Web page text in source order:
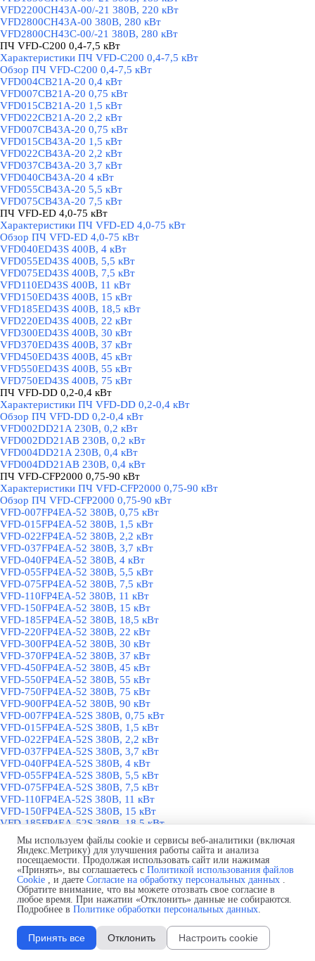
VFD2200CH43A-00/-21 380В, 220 кВт
VFD2800CH43A-00 380В, 280 кВт
VFD2800CH43C-00/-21 380В, 280 кВт
ПЧ VFD-C200 0,4-7,5 кВт
Характеристики ПЧ VFD-C200 0,4-7,5 кВт
Обзор ПЧ VFD-C200 0,4-7,5 кВт
VFD004CB21A-20 0,4 кВт
VFD007CB21A-20 0,75 кВт
VFD015CB21A-20 1,5 кВт
VFD022CB21A-20 2,2 кВт
VFD007CB43A-20 0,75 кВт
VFD015CB43A-20 1,5 кВт
VFD022CB43A-20 2,2 кВт
VFD037CB43A-20 3,7 кВт
VFD040CB43A-20 4 кВт
VFD055CB43A-20 5,5 кВт
VFD075CB43A-20 7,5 кВт
ПЧ VFD-ED 4,0-75 кВт
Характеристики ПЧ VFD-ED 4,0-75 кВт
Обзор ПЧ VFD-ED 4,0-75 кВт
VFD040ED43S 400В, 4 кВт
VFD055ED43S 400В, 5,5 кВт
VFD075ED43S 400В, 7,5 кВт
VFD110ED43S 400В, 11 кВт
VFD150ED43S 400В, 15 кВт
VFD185ED43S 400В, 18,5 кВт
VFD220ED43S 400В, 22 кВт
VFD300ED43S 400В, 30 кВт
VFD370ED43S 400В, 37 кВт
VFD450ED43S 400В, 45 кВт
VFD550ED43S 400В, 55 кВт
VFD750ED43S 400В, 75 кВт
ПЧ VFD-DD 0,2-0,4 кВт
Характеристики ПЧ VFD-DD 0,2-0,4 кВт
Обзор ПЧ VFD-DD 0,2-0,4 кВт
VFD002DD21A 230В, 0,2 кВт
VFD002DD21AB 230В, 0,2 кВт
VFD004DD21A 230В, 0,4 кВт
VFD004DD21AB 230В, 0,4 кВт
ПЧ VFD-CFP2000 0,75-90 кВт
Характеристики ПЧ VFD-CFP2000 0,75-90 кВт
Обзор ПЧ VFD-CFP2000 0,75-90 кВт
VFD-007FP4EA-52 380В, 0,75 кВт
VFD-015FP4EA-52 380В, 1,5 кВт
VFD-022FP4EA-52 380В, 2,2 кВт
VFD-037FP4EA-52 380В, 3,7 кВт
VFD-040FP4EA-52 380В, 4 кВт
VFD-055FP4EA-52 380В, 5,5 кВт
VFD-075FP4EA-52 380В, 7,5 кВт
VFD-110FP4EA-52 380В, 11 кВт
VFD-150FP4EA-52 380В, 15 кВт
VFD-185FP4EA-52 380В, 18,5 кВт
VFD-220FP4EA-52 380В, 22 кВт
VFD-300FP4EA-52 380В, 30 кВт
VFD-370FP4EA-52 380В, 37 кВт
VFD-450FP4EA-52 380В, 45 кВт
VFD-550FP4EA-52 380В, 55 кВт
VFD-750FP4EA-52 380В, 75 кВт
VFD-900FP4EA-52 380В, 90 кВт
VFD-007FP4EA-52S 380В, 0,75 кВт
VFD-015FP4EA-52S 380В, 1,5 кВт
VFD-022FP4EA-52S 380В, 2,2 кВт
VFD-037FP4EA-52S 380В, 3,7 кВт
VFD-040FP4EA-52S 380В, 4 кВт
VFD-055FP4EA-52S 380В, 5,5 кВт
VFD-075FP4EA-52S 380В, 7,5 кВт
VFD-110FP4EA-52S 380В, 11 кВт
VFD-150FP4EA-52S 380В, 15 кВт
VFD-185FP4EA-52S 380В, 18,5 кВт
VFD-220FP4EA-52S 380В, 22 кВт
VFD-300FP4EA-52S 380В, 30 кВт
VFD-370FP4EA-52S 380В, 37 кВт
VFD-450FP4EA-52S 380В, 45 кВт
VFD-550FP4EA-52S 380В, 55 кВт
VFD-750FP4EA-52S 380В, 75 кВт
VFD-900FP4EA-52S 380В, 90 кВт
Характеристики ПЧ VFD-E 0,2-22 кВт
Обзор ПЧ VFD-E 0,2-22 кВт
Мы используем файлы cookie и сервисы веб-аналитики (включая
Яндекс.Метрику) для улучшения работы сайта и анализа
посещаемости. Продолжая использовать сайт или нажимая
«Принять», вы соглашаетесь с Политикой использования файлов
Cookie , и даете Согласие на обработку персональных данных .
Обратите внимание, что вы можете отозвать свое согласие в
любое время. При нажатии «Отклонить» данные не собираются.
Подробнее в Политике обработки персональных данных.
Принять все Отклонить Настроить cookie